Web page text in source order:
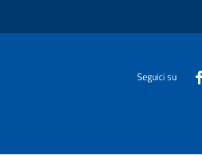
Seguici su